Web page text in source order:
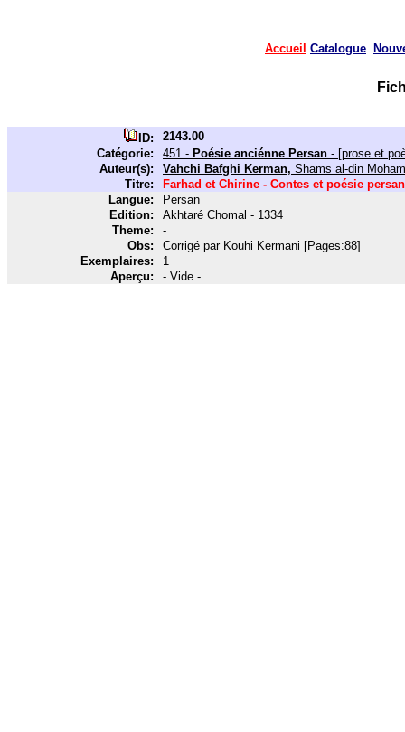
Accueil Catalogue
ID:
2143.00
Catégorie:
451 - Poésie anciénne Persan - [prose et
Auteur(s):
Vahchi Bafghi Kerman, Shams al-din
Titre:
Farhad et Chirine - Contes et poésie persan
Langue:
Persan
Edition:
Akhtaré Chomal - 1334
Theme:
-
Obs:
Corrigé par Kouhi Kermani [Pages:88]
Exemplaires:
1
Aperçu:
- Vide -